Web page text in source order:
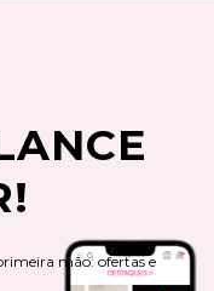
mão: ofertas e